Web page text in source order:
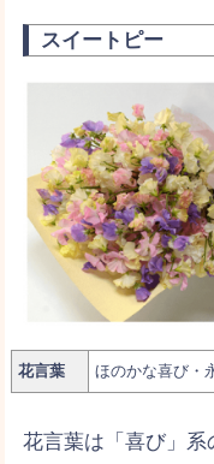
スイートピー
花言葉 ほのかな喜び・
花言葉は「喜び」系